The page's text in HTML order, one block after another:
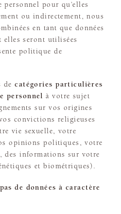
personnel pour qu’elles
ou indirectement, nous
en tant que données
elles seront utilisées
politique de
decatégories particulières
personnel à votre sujet
sur vos origines
convictions religieuses
vie sexuelle, votre
opinions politiques, votre
des informations sur votre
et biométriques).
de données à caractère